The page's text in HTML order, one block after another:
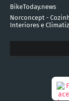
BikeToday.news
Norconcept -
Interiores e